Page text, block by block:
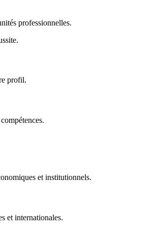
professionnelles.
profil.
et institutionnels.
et internationales.